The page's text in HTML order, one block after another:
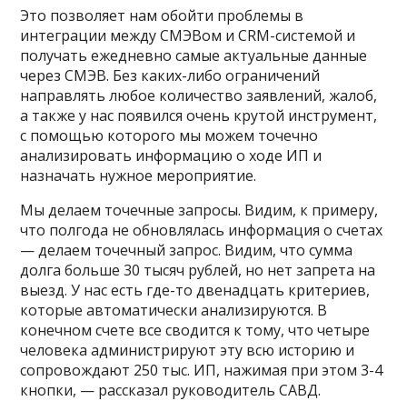
Это позволяет нам обойти проблемы в
интеграции между СМЭВом и CRM-системой и
получать ежедневно самые актуальные данные
через СМЭВ. Без каких-либо ограничений
направлять любое количество заявлений, жалоб,
а также у нас появился очень крутой инструмент,
с помощью которого мы можем точечно
анализировать информацию о ходе ИП и
назначать нужное мероприятие.
Мы делаем точечные запросы. Видим, к примеру,
что полгода не обновлялась информация о счетах
— делаем точечный запрос. Видим, что сумма
долга больше 30 тысяч рублей, но нет запрета на
выезд. У нас есть где-то двенадцать критериев,
которые автоматически анализируются. В
конечном счете все сводится к тому, что четыре
человека администрируют эту всю историю и
сопровождают 250 тыс. ИП, нажимая при этом 3-4
кнопки, — рассказал руководитель САВД.